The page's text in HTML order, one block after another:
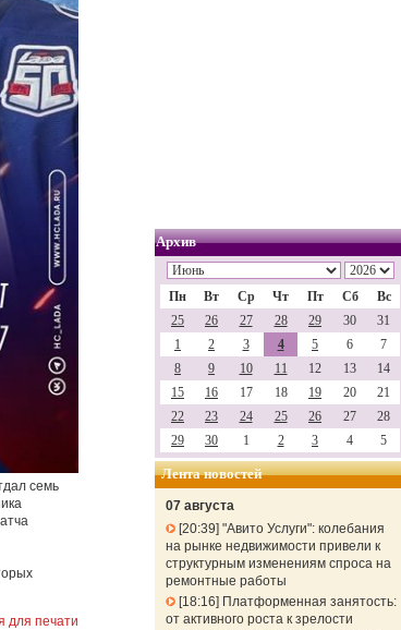
семь
для печати
Архив
Пн Вт Ср Чт Пт Сб
Вс
25
26 27 28 29 30
31
1
2 3 4 5 6
7
8
9 10 11 12 13
14
15
16 17 18 19 20
21
22
23 24 25 26 27
28
29
30 1 2 3 4 5
Лента новостей
07 августа
20:39 "Авито Услуги": колебания
на рынке недвижимости привели к
структурным изменениям спроса на
ремонтные работы
18:16
Платформенная занятость:
от активного роста к зрелости